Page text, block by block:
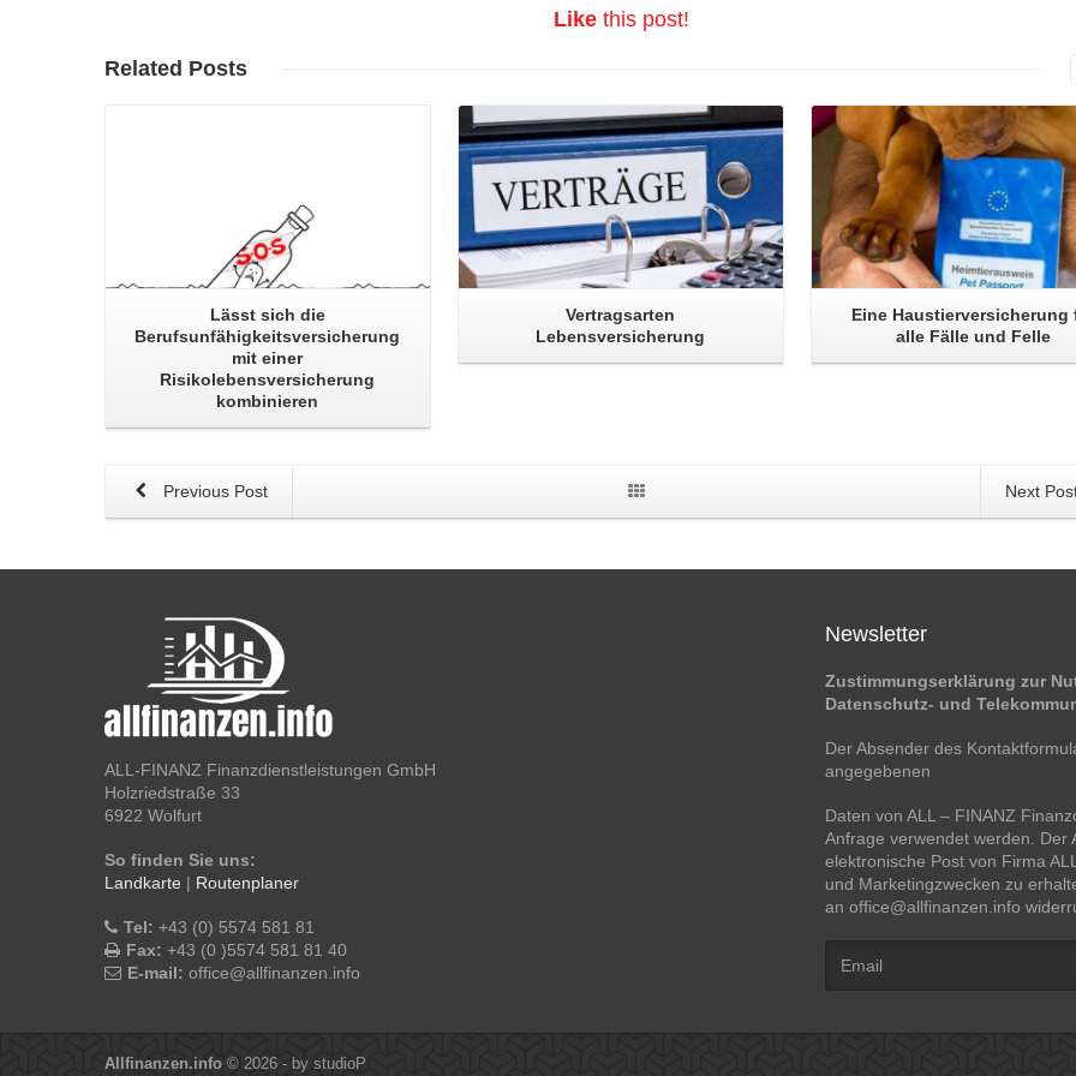
Likethis post!
Related PostsRead More
Lässt sich die
Berufsunfähigkeitsversicherung
mit einer
Risikolebensversicherung
kombinieren
Vertragsarten
Lebensversicherung
Eine Haustierversicherung
alle Fälle und Felle
Next
Previous Post
ALL-FINANZ Finanzdienstleistungen GmbH
Holzriedstraße 33
6922 Wolfurt
So finden Sie uns:
Landkarte | Routenplaner
Tel: +43 (0) 5574 581 81
Fax: +43 (0 )5574 581 81 40
E-mail: office@allfinanzen.info
Newsletter
Zustimmungserklärung zur
Datenschutz- und
Der Absender des
angegebenen
Daten von ALL – FINANZ
Anfrage verwendet werden. Der
elektronische Post von Firma
und Marketingzwecken zu
an office@allfinanzen.info
Allfinanzen.info © 2026 - by studioP